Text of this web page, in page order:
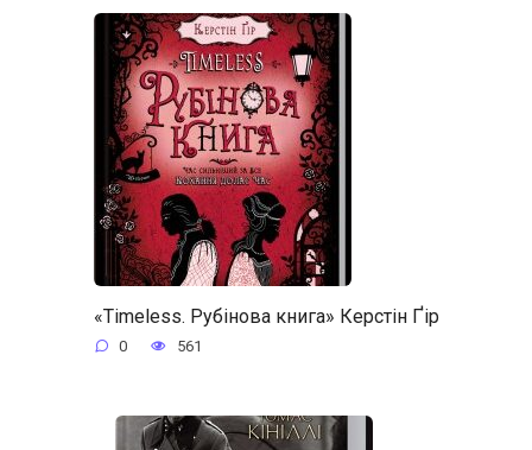
«Timeless. Рубінова книга» Керстін Ґір
0 561